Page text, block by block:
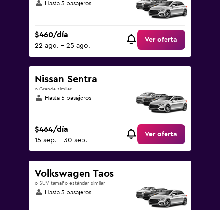
Hasta 5 pasajeros
$460/día
22 ago. - 25 ago.
Ver oferta
Nissan Sentra
o Grande similar
Hasta 5 pasajeros
$464/día
15 sep. - 30 sep.
Ver oferta
Volkswagen Taos
o SUV tamaño estándar similar
Hasta 5 pasajeros